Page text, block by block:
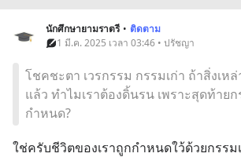
นักศึกษายามราตรี • ติดตาม
1 มี.ค. 2025 เวลา 03:46 • ปรัชญา
โชคชะตา เวรกรรม กรรมเก่า ถ้าสิ่งเห
แล้ว ทำไมเราต้องดิ้นรน เพราะสุดท้ายก
กำหนด?
ใช่ครับชีวิตของเราถูกกำหนดใว้ด้วยกรรม